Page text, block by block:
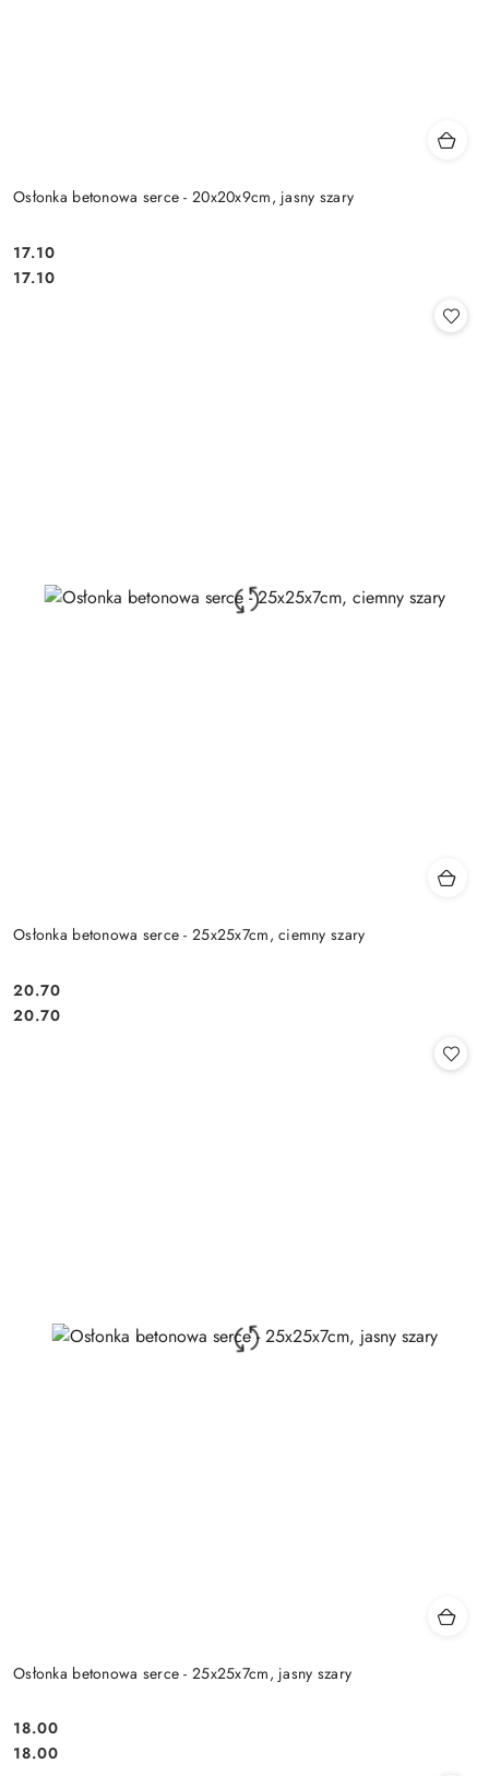
Osłonka betonowa serce - 20x20x9cm, jasny szary
Cena:
17.10
Cena:
17.10
Osłonka betonowa serce - 25x25x7cm, ciemny szary
Cena:
20.70
Cena:
20.70
Osłonka betonowa serce - 25x25x7cm, jasny szary
Cena:
18.00
Cena:
18.00